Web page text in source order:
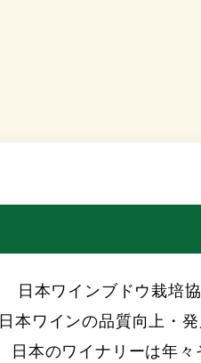
日本ワインブドウ栽培
日本ワインの品質向上・
日本のワイナリーは年